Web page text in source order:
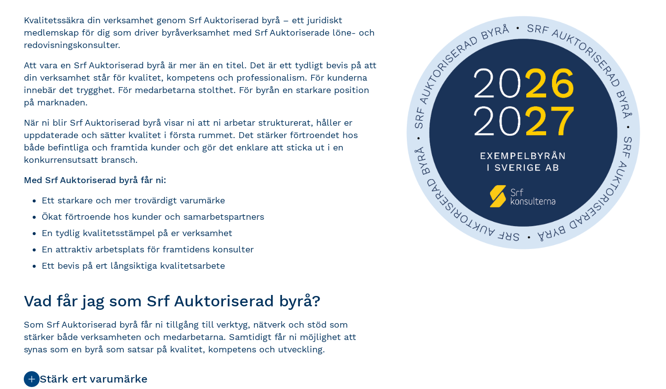
Kvalitetssäkra din verksamhet genom Srf Auktoriserad byrå – ett juridiskt
medlemskap för dig som driver byråverksamhet med Srf Auktoriserade löne- och
redovisningskonsulter.
Att vara en Srf Auktoriserad byrå är mer än en titel. Det är ett tydligt bevis på att
din verksamhet står för kvalitet, kompetens och professionalism. För kunderna
innebär det trygghet. För medarbetarna stolthet. För byrån en starkare position
på marknaden.
När ni blir Srf Auktoriserad byrå visar ni att ni arbetar strukturerat, håller er
uppdaterade och sätter kvalitet i första rummet. Det stärker förtroendet hos
både befintliga och framtida kunder och gör det enklare att sticka ut i en
konkurrensutsatt bransch.
Med Srf Auktoriserad byrå får ni:
Ett starkare och mer trovärdigt varumärke
Ökat förtroende hos kunder och samarbetspartners
En tydlig kvalitetsstämpel på er verksamhet
En attraktiv arbetsplats för framtidens konsulter
Ett bevis på ert långsiktiga kvalitetsarbete
Vad får jag som Srf Auktoriserad byrå?
Som Srf Auktoriserad byrå får ni tillgång till verktyg, nätverk och stöd som
stärker både verksamheten och medarbetarna. Samtidigt får ni möjlighet att
synas som en byrå som satsar på kvalitet, kompetens och utveckling.
Stärk ert varumärke